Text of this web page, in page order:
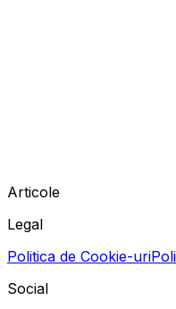
Articole
Legal
Politica de Cookie-uri
Social